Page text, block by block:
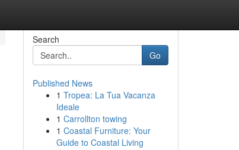
Search
Go
Published News
1 Tropea: La Tua Vacanza
Ideale
1 Carrollton towing
1 Coastal Furniture: Your
Guide to Coastal Living